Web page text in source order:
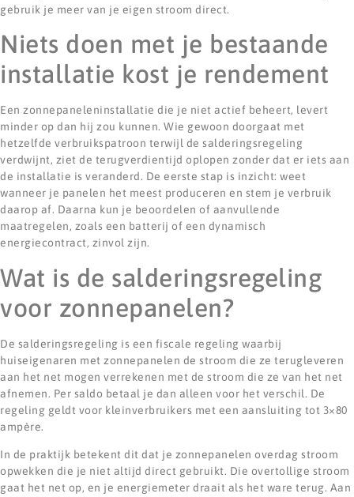
gebruik je meer van je eigen stroom direct.
Niets doen met je bestaande
installatie kost je rendement
Een zonnepaneleninstallatie die je niet actief beheert, levert
minder op dan hij zou kunnen. Wie gewoon doorgaat met
hetzelfde verbruikspatroon terwijl de salderingsregeling
verdwijnt, ziet de terugverdientijd oplopen zonder dat er iets aan
de installatie is veranderd. De eerste stap is inzicht: weet
wanneer je panelen het meest produceren en stem je verbruik
daarop af. Daarna kun je beoordelen of aanvullende
maatregelen, zoals een batterij of een dynamisch
energiecontract, zinvol zijn.
Wat is de salderingsregeling
voor zonnepanelen?
De salderingsregeling is een fiscale regeling waarbij
huiseigenaren met zonnepanelen de stroom die ze terugleveren
aan het net mogen verrekenen met de stroom die ze van het net
afnemen. Per saldo betaal je dan alleen voor het verschil. De
regeling geldt voor kleinverbruikers met een aansluiting tot 3×80
ampère.
In de praktijk betekent dit dat je zonnepanelen overdag stroom
opwekken die je niet altijd direct gebruikt. Die overtollige stroom
gaat het net op, en je energiemeter draait als het ware terug. Aan